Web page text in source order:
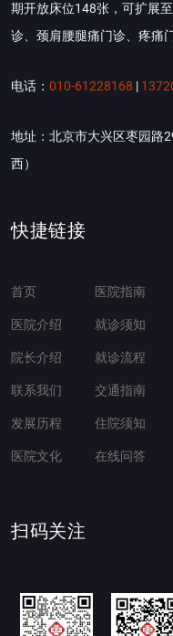
期开放床位148张，可扩展
诊、颈肩腰腿痛门诊、疼痛
电话： 010-61228168 |
地址：北京市大兴区枣园路
西）
快捷链接
首页
医院介绍
院长介绍
联系我们
发展历程
医院文化
医院指南
就诊须知
就诊流程
交通指南
住院须知
在线问答
扫码关注